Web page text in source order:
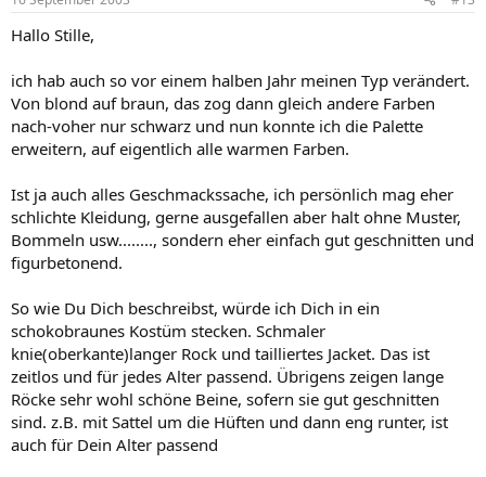
Hallo Stille,
ich hab auch so vor einem halben Jahr meinen Typ verändert.
Von blond auf braun, das zog dann gleich andere Farben
nach-voher nur schwarz und nun konnte ich die Palette
erweitern, auf eigentlich alle warmen Farben.
Ist ja auch alles Geschmackssache, ich persönlich mag eher
schlichte Kleidung, gerne ausgefallen aber halt ohne Muster,
Bommeln usw........, sondern eher einfach gut geschnitten und
figurbetonend.
So wie Du Dich beschreibst, würde ich Dich in ein
schokobraunes Kostüm stecken. Schmaler
knie(oberkante)langer Rock und tailliertes Jacket. Das ist
zeitlos und für jedes Alter passend. Übrigens zeigen lange
Röcke sehr wohl schöne Beine, sofern sie gut geschnitten
sind. z.B. mit Sattel um die Hüften und dann eng runter, ist
auch für Dein Alter passend